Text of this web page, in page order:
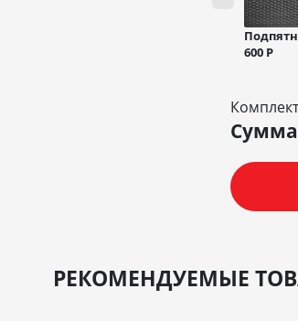
600 Р
Сумма
РЕКОМЕНДУЕМЫЕ